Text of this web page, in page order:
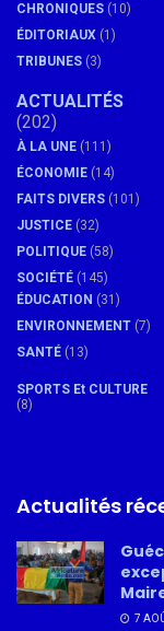
CHRONIQUES (10)
ÉDITORIAUX (1)
TRIBUNES (3)
ACTUALITÉS
(202)
À LA UNE (111)
ÉCONOMIE (14)
FAITS DIVERS (101)
JUSTICE (32)
POLITIQUE (58)
SOCIÉTÉ (145)
ÉDUCATION (31)
ENVIRONNEMENT (7)
SANTÉ (13)
SPORTS Et CULTURE
(8)
Actualités
7